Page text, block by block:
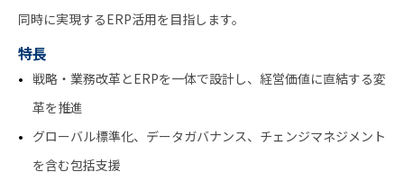
同時に実現するERP活用を目指します。
特長
戦略・業務改革とERPを一体で設計し、経営価値に直結する変
革を推進
グローバル標準化、データガバナンス、チェンジマネジメント
を含む包括支援